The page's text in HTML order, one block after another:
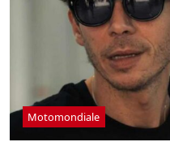
Motomondiale